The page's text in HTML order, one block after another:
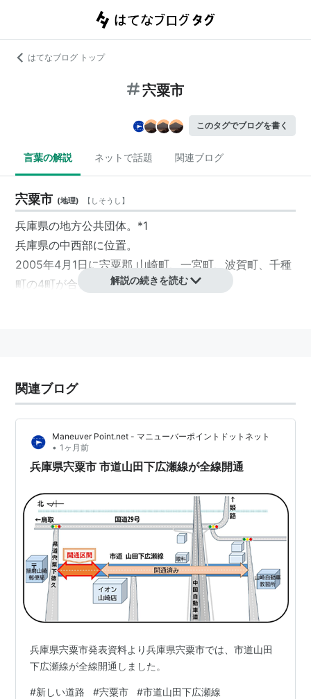
はてなブログ トップ
宍粟市
このタグでブログを書く
言葉の解説 ネットで話題 関連ブログ
宍粟市 (地理) 【 しそうし 】
兵庫県の地方公共団体。 *1
兵庫県の中西部に位置。
2005年4月1日に宍粟郡 山崎町、一宮町、波賀町、千種
町の4町が合併して誕生。
*1:宍栗市と表記される事がある。
解説の続きを読む
関連ブログ
Maneuver Point.net - マニューバーポイントドットネット
• 1ヶ月前
兵庫県宍粟市 市道山田下広瀬線が全線開通
兵庫県宍粟市発表資料より兵庫県宍粟市では、市道山田
下広瀬線が全線開通しました。
#新しい道路 #宍粟市 #市道山田下広瀬線